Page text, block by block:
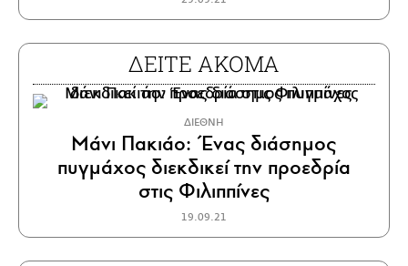
ΔΕΙΤΕ ΑΚΟΜΑ
ΔΙΕΘΝΗ
Μάνι Πακιάο: Ένας διάσημος
πυγμάχος διεκδικεί την προεδρία
στις Φιλιππίνες
19.09.21